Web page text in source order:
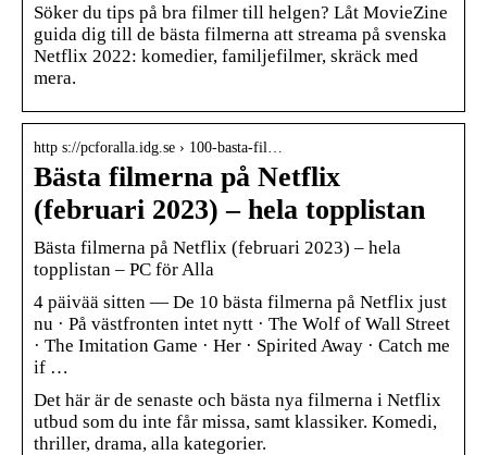
Söker du tips på bra filmer till helgen? Låt MovieZine
guida dig till de bästa filmerna att streama på svenska
Netflix 2022: komedier, familjefilmer, skräck med
mera.
http s://pcforalla.idg.se › 100-basta-fil…
Bästa filmerna på Netflix
(februari 2023) – hela topplistan
Bästa filmerna på Netflix (februari 2023) – hela
topplistan – PC för Alla
4 päivää sitten — De 10 bästa filmerna på Netflix just
nu · På västfronten intet nytt · The Wolf of Wall Street
· The Imitation Game · Her · Spirited Away · Catch me
if …
Det här är de senaste och bästa nya filmerna i Netflix
utbud som du inte får missa, samt klassiker. Komedi,
thriller, drama, alla kategorier.